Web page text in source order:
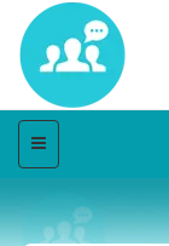
منو